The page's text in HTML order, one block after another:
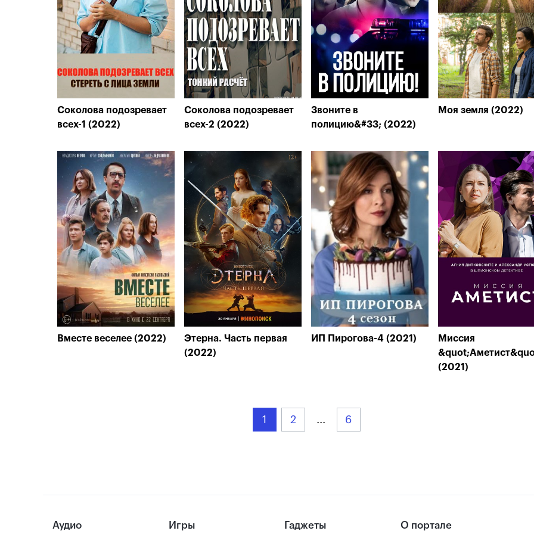
Соколова подозревает
всех-1 (2022)
Соколова подозревает
всех-2 (2022)
Звоните в
полицию&#33; (2022)
Моя земля (2022)
Вместе веселее (2022)
Этерна. Часть первая
(2022)
ИП Пирогова-4 (2021)
Миссия
(2021)
1 2 ... 6
Аудио Игры Гаджеты О портале